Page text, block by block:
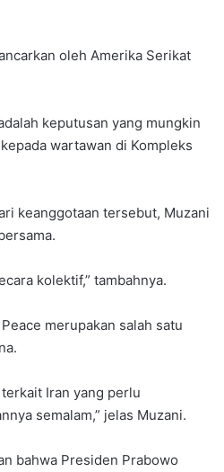
oleh Amerika Serikat
keputusan yang mungkin
wartawan di Kompleks
keanggotaan tersebut, Muzani
kolektif,” tambahnya.
merupakan salah satu
Iran yang perlu
semalam,” jelas Muzani.
bahwa Presiden Prabowo